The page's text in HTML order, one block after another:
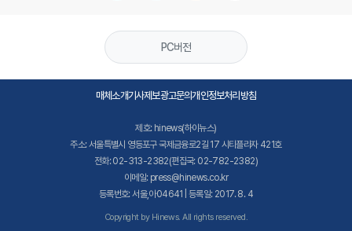
PC버전
매체소개기사제보광고문의개인정보처리방침
제호: hinews(하이뉴스)
주소: 서울특별시 영등포구 국제금융로2길 17 시티플라자 421호
전화: 02-313-2382(편집국: 02-782-2382)
이메일: press@hinews.co.kr
등록번호: 서울,아04641 | 등록일: 2017. 8. 4
Copyright by Hinews. All rights reserved.